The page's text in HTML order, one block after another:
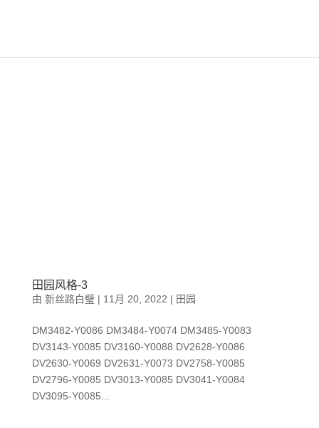
田园风格-3
由 新丝路白璧| 11月 20, 2022 | 田园
DM3482-Y0086 DM3484-Y0074 DM3485-Y0083
DV3143-Y0085 DV3160-Y0088 DV2628-Y0086
DV2630-Y0069 DV2631-Y0073 DV2758-Y0085
DV2796-Y0085 DV3013-Y0085 DV3041-Y0084
DV3095-Y0085...